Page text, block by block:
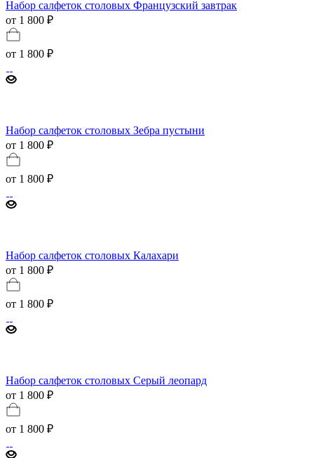
Набор салфеток столовых Французский завтрак
от 1 800 ₽
от 1 800 ₽
Набор салфеток столовых Зебра пустыни
от 1 800 ₽
от 1 800 ₽
Набор салфеток столовых Калахари
от 1 800 ₽
от 1 800 ₽
Набор салфеток столовых Серый леопард
от 1 800 ₽
от 1 800 ₽